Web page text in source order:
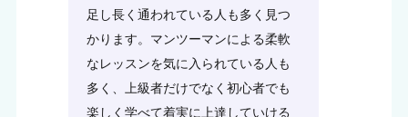
足し長く通われている人も多く見つ
かります。マンツーマンによる柔軟
なレッスンを気に入られている人も
多く、上級者だけでなく初心者でも
楽しく学べて着実に上達していける